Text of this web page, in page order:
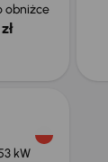
obniżce
kW